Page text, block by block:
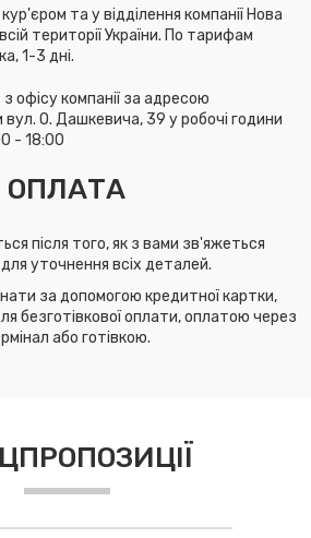
та у відділення компанії Нова
території України. По тарифам
1-3 дні.
офісу компанії за адресою
вул. О. Дашкевича, 39 у робочі години
- 18:00
ОПЛАТА
після того, як з вами зв'яжеться
уточнення всіх деталей.
за допомогою кредитної картки,
безготівкової оплати, оплатою через
або готівкою.